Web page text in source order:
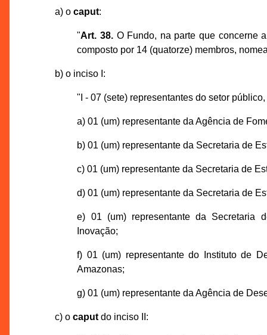
a) o caput:
"Art. 38.O Fundo, na parte que concerne
composto por 14 (quatorze) membros,
b) o inciso I:
"I - 07 (sete) representantes do setor
a) 01 (um) representante da Agência de
b) 01 (um) representante da Secretaria de
c) 01 (um) representante da Secretaria de
d) 01 (um) representante da Secretaria de
e) 01 (um) representante da Secretaria
Inovação;
f) 01 (um) representante do Instituto de
Amazonas;
g) 01 (um) representante da Agência de
c) o caputdo inciso II: